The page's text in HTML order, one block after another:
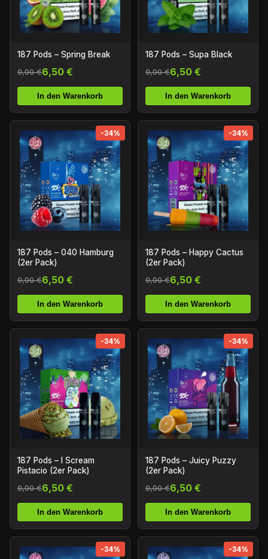
187 Pods – Spring Break
9,90 €6,50 €
In den Warenkorb
187 Pods – Supa Black
9,90 €6,50 €
In den Warenkorb
-34%
187 Pods – 040 Hamburg
(2er Pack)
9,90 €6,50 €
In den Warenkorb
-34%
187 Pods – Happy Cactus
(2er Pack)
9,90 €6,50 €
In den Warenkorb
-34%
187 Pods – I Scream
Pistacio (2er Pack)
9,90 €6,50 €
In den Warenkorb
-34%
187 Pods – Juicy Puzzy
(2er Pack)
9,90 €6,50 €
In den Warenkorb
-34% -34%